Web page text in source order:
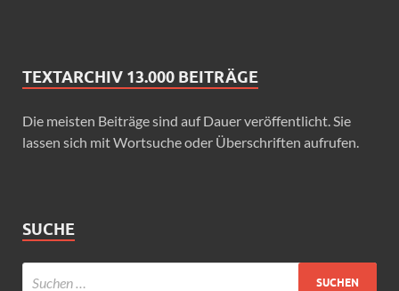
TEXTARCHIV 13.000 BEITRÄGE
Die meisten Beiträge sind auf Dauer veröffentlicht. Sie
lassen sich mit Wortsuche oder Überschriften aufrufen.
SUCHE